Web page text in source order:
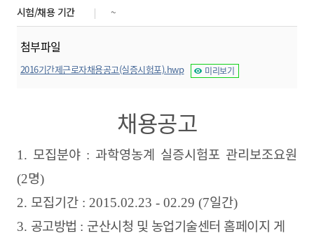
시험/채용 기간 ~
첨부파일
2016기간제근로자채용공고(실증시험포).hwp 미리보기
채용공고
1. 모집분야 : 과학영농계 실증시험포 관리보조요원
(2명)
2. 모집기간 : 2015.02.23 - 02.29 (7일간)
3. 공고방법 : 군산시청 및 농업기술센터 홈페이지 게